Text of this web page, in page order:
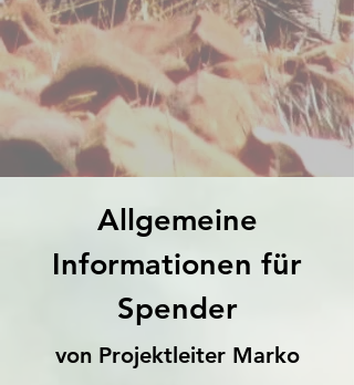
Allgemeine
Informationen für
Spender
von Projektleiter Marko